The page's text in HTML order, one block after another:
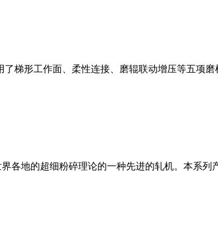
梯形工作面、柔性连接、磨辊联动增压等五项
各地的超细粉碎理论的一种先进的轧机。本系列